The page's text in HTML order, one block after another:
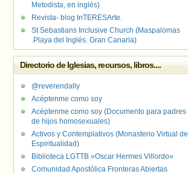
Metodista, en inglés)
Revista- blog InTERESArte.
St Sebastians Inclusive Church (Maspalomas
.Playa del Inglés. Gran Canaria)
Directorio de Iglesias, recursos, libros....
@reverendally
Acéptenme como soy
Acéptenme como soy (Documento para padres
de hijos homosexuales)
Activos y Contemplativos (Monasterio Virtual de
Espiritualidad)
Biblioteca LGTTB «Oscar Hermes Villordo»
Comunidad Apostólica Fronteras Abiertas